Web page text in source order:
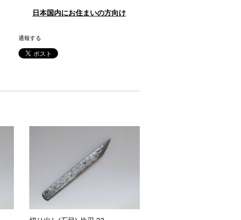
日本国内にお住まいの方向け
通報する